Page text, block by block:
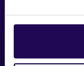
S3 (Slnečno)